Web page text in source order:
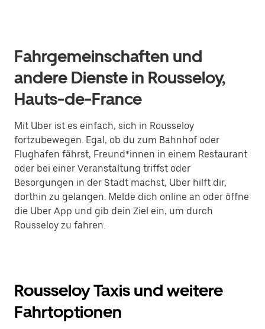
Fahrgemeinschaften und
andere Dienste in Rousseloy,
Hauts-de-France
Mit Uber ist es einfach, sich in Rousseloy
fortzubewegen. Egal, ob du zum Bahnhof oder
Flughafen fährst, Freund*innen in einem Restaurant
oder bei einer Veranstaltung triffst oder
Besorgungen in der Stadt machst, Uber hilft dir,
dorthin zu gelangen. Melde dich online an oder öffne
die Uber App und gib dein Ziel ein, um durch
Rousseloy zu fahren.
Rousseloy Taxis und weitere
Fahrtoptionen